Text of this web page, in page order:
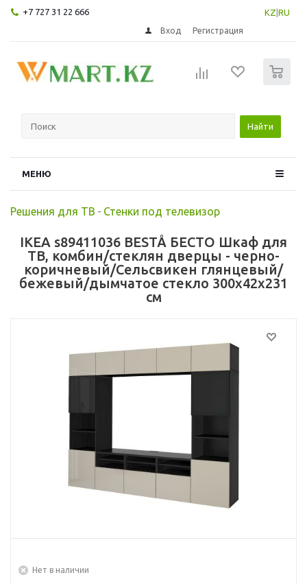
+7 727 31 22 666 KZ RU
Вход Регистрация
Найти
МЕНЮ
Решения для ТВ - Стенки под телевизор
IKEA s89411036 BESTÅ БЕСТО Шкаф для
ТВ, комбин/стеклян дверцы - черно-
коричневый/Сельсвикен глянцевый/
бежевый/дымчатое стекло 300x42x231
см
Нет в наличии